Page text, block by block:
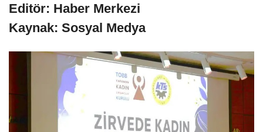
Editör: Haber Merkezi
Kaynak: Sosyal Medya